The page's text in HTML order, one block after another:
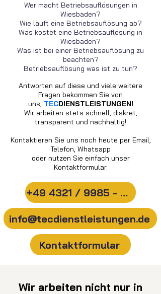
Wer macht Betriebsauflösungen in
Wiesbaden?
Wie läuft eine Betriebsauflösung ab?
Was kostet eine Betriebsauflösung in
Wiesbaden?
Was ist bei einer Betriebsauflösung zu
beachten?
Betriebsauflösung was ist zu tun?
Antworten auf diese und viele weitere
Fragen bekommen Sie von
uns, TECDIENSTLEISTUNGEN!
Wir arbeiten stets schnell, diskret,
transparent und nachhaltig!
Kontaktieren Sie uns noch heute per Email,
Telefon, Whatsapp
oder nutzen Sie einfach unser
Kontaktformular.
+49 4321 / 9985 - 20
info@tecdienstleistungen.de
Kontaktformular
Wir arbeiten nicht nur in